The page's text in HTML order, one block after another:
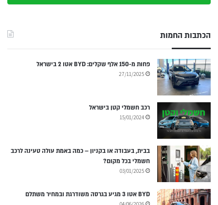
הכתבות החמות
פחות מ-150 אלף שקלים: BYD אטו 2 בישראל
27/11/2025
רכב חשמלי קטן בישראל
15/01/2024
בבית, בעבודה או בקניון – כמה באמת עולה טעינה לרכב
חשמלי בכל מקום?
03/01/2025
BYD אטו 3 מגיע בגרסה משודרגת ובמחיר משתלם